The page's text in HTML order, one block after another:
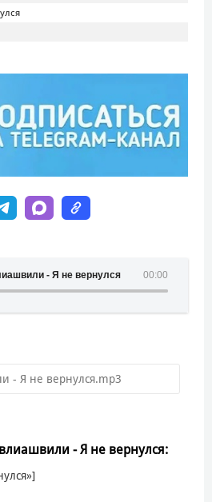
00:00
- Я не вернулся
- Я не вернулся.mp3
- Я не вернулся: